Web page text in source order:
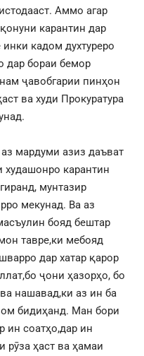
Аммо агар
карантин дар
кадом духтуреро
дар бораи бемор
ҷавобгарии пинҳон
ва худи Прокуратура
мардуми азиз даъват
худашонро карантин
мунтазир
мекунад. Ва аз
бояд бештар
тавре,ки мебояд
дар хатар қарор
ҷони ҳазорҳо, бо
нашавад,ки аз ин ба
бидиҳанд. Ман бори
ин соатҳо,дар ин
рӯза ҳаст ва ҳамаи